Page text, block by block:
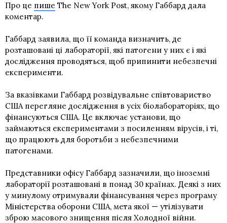
Про це пише The New York Post, якому Габбард дала
коментар.
Габбард заявила, що її команда визначить, де
розташовані ці лабораторії, які патогени у них є і які
дослідження проводяться, щоб припинити небезпечні
експерименти.
За вказівками Габбард розвідувальне співтовариство
США перегляне дослідження в усіх біолабораторіях, що
фінансуються США. Це включає установи, що
займаються експериментами з посиленням вірусів, і ті,
що працюють для боротьби з небезпечними
патогенами.
Представники офісу Габбард зазначили, що іноземні
лабораторії розташовані в понад 30 країнах. Деякі з них
у минулому отримували фінансування через програму
Міністерства оборони США, мета якої — утілізувати
зброю масового знищення після Холодної війни.